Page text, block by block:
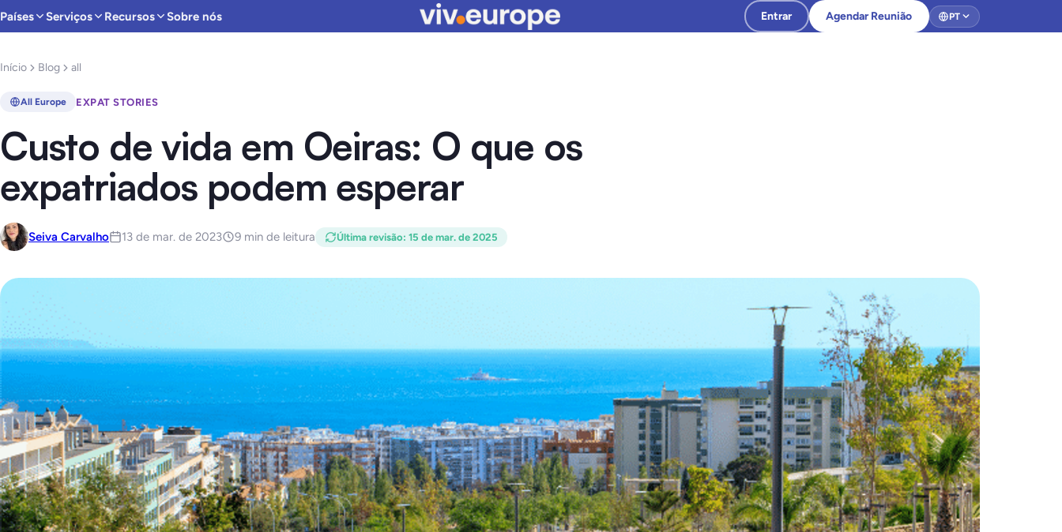
Países Serviços Recursos Sobre nós Entrar Agendar Reunião PT
Início Blog all
All Europe EXPAT STORIES
Custo de vida em Oeiras: O que os
expatriados podem esperar
Seiva Carvalho 13 de mar. de 2023 9 min de leitura Última revisão: 15 de mar. de 2025